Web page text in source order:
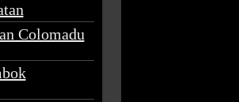
Colomadu